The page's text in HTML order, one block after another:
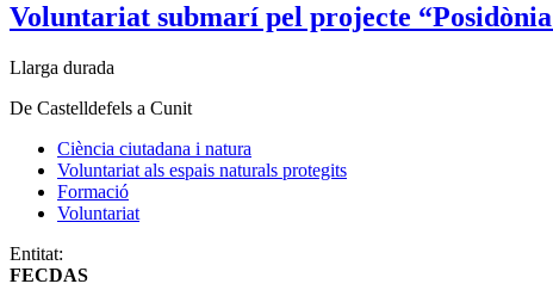
Voluntariat submarí pel projecte
Llarga durada
De Castelldefels a Cunit
Ciència ciutadana i natura
Voluntariat als espais naturals protegits
Formació
Voluntariat
Entitat:
FECDAS